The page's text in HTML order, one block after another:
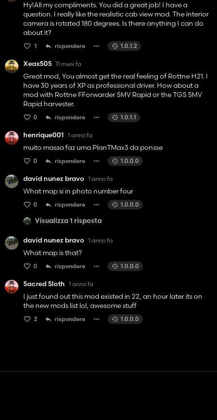
Hy!All my compliments. You did a great job! I have a
question. I really like the realistic cab view mod. The interior
camera is rotated 180 degrees. Is there anything I can do
about it?
1 rispondere 1.0.1.2
Xeax505 11 mesi fa
Great mod, You almost get the real feeling of Rottne H21. I
have 30 years of XP as professional driver. How about a
mod with Rottne FForwarder SMV Rapid or the TGS SMV
Rapid harvester.
0 rispondere 1.0.1.1
henrique001 1 anno fa
muito massa faz uma PlanTMax3 da ponsse
0 rispondere 1.0.0.0
david nunez bravo 1 anno fa
What map si in photo number four
0 rispondere 1.0.0.0
Visualizza 1 risposta
david nunez bravo 1 anno fa
What map is that?
0 rispondere 1.0.0.0
Sacred Sloth 1 anno fa
I just found out this mod existed in 22, an hour later its on
the new mods list lol, awesome stuff
2 rispondere 1.0.0.0